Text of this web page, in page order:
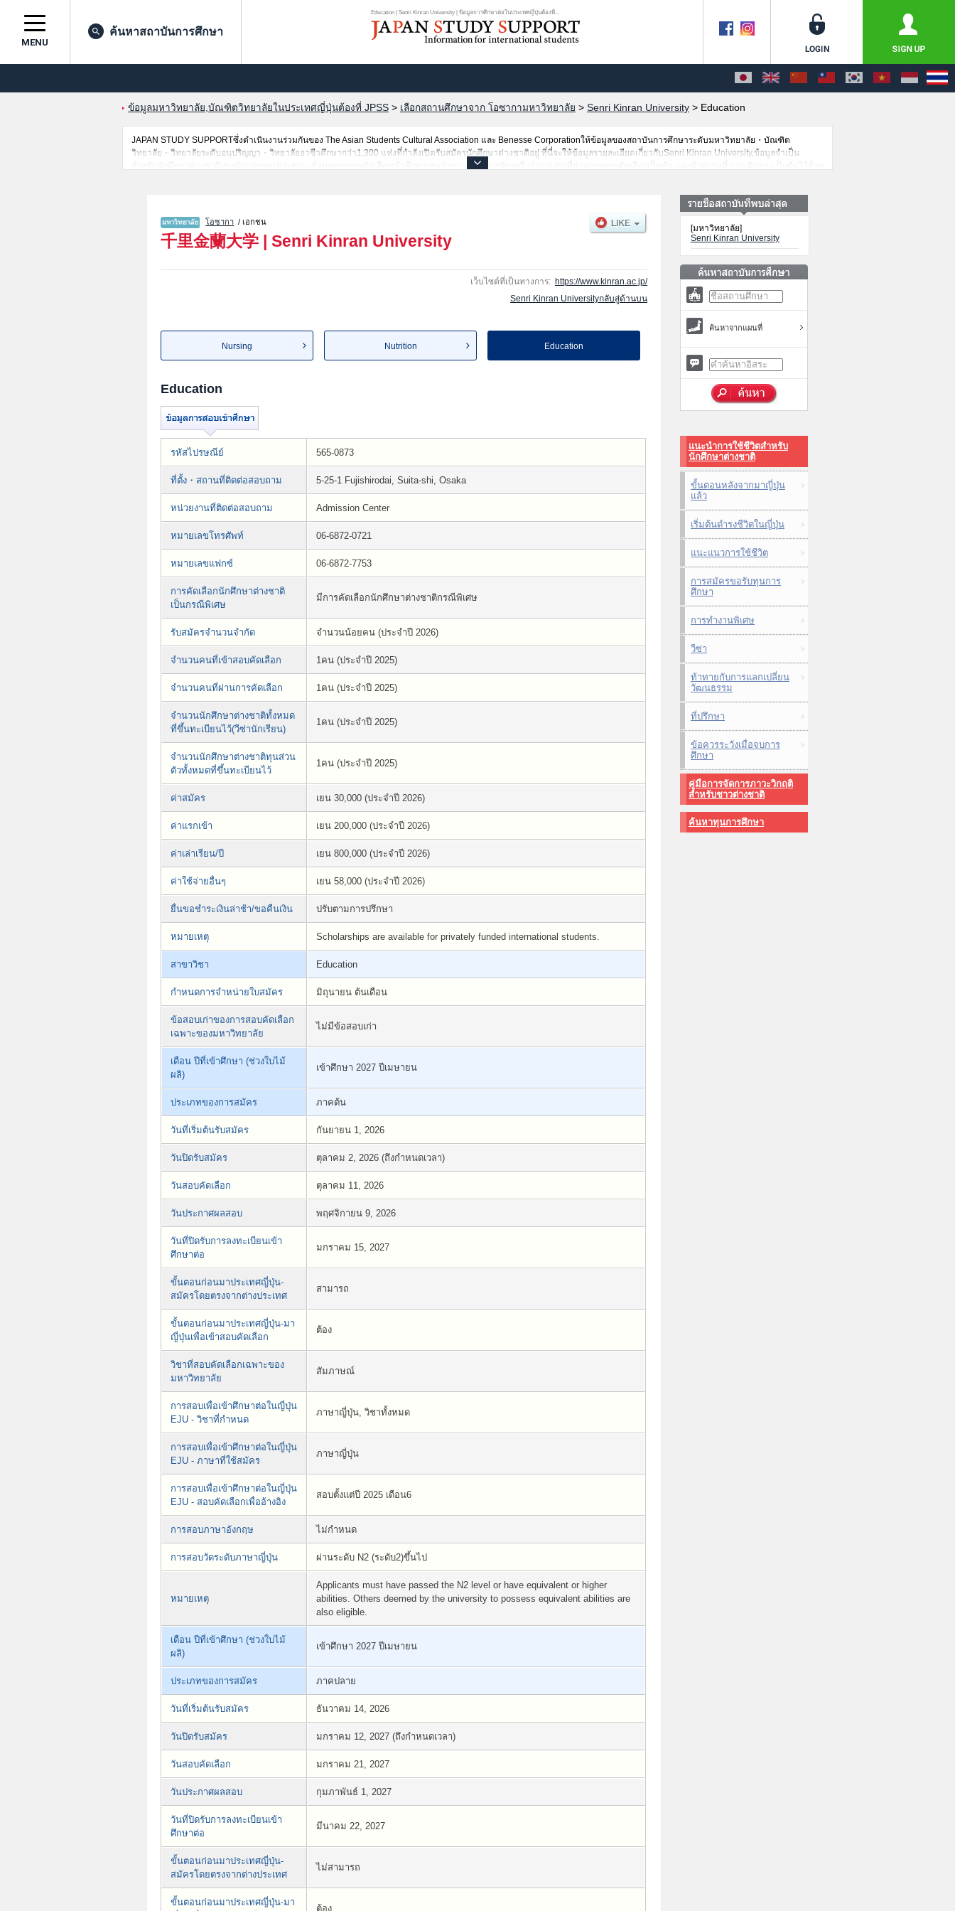
Education | Senri Kinran University | ข้อมูลการศึกษาต่อในประเทศญี่ปุ่นต้องที่...
MENU
ค้นหาสถาบันการศึกษา
ข้อมูลมหาวิทยาลัย,บัณฑิตวิทยาลัยในประเทศญี่ปุ่นต้องที่ JPSS > เลือกสถานศึกษาจาก โอซากามหาวิทยาลัย > Senri Kinran University > Education
JAPAN STUDY SUPPORTซึ่งดำเนินงานร่วมกันของ The Asian Students Cultural Association และ Benesse Corporationให้ข้อมูลของสถาบันการศึกษาระดับมหาวิทยาลัย・บัณฑิต
วิทยาลัย・วิทยาลัยระดับอนุปริญญา・วิทยาลัยอาชีวศึกษากว่า1,300 แห่งที่กำลังเปิดรับสมัครนักศึกษาต่างชาติอยู่ ที่นี่จะให้ข้อมูลรายละเอียดเกี่ยวกับSenri Kinran University,ข้อมูลจำเป็น
สำหรับนักศึกษาต่างชาติเช่นข้อมูลของแต่ละคณะ,ข้อมูลการสอบคัดเลือกเข้าศึกษาเช่นจำนวนคนที่รับสมัครหรือจำนวนคนที่ผ่านการสอบคัดเลือกเป็นต้น,แนะนำสถานที่,การเดินทางเป็นต้นไว้ด้วย
โอซากา / เอกชน
千里金蘭大学 | Senri Kinran University
เว็บไซต์ที่เป็นทางการ: https://www.kinran.ac.jp/
Senri Kinran Universityกลับสู่ด้านบน
Nursing Nutrition Education
Education
รหัสไปรษณีย์ 565-0873
ที่ตั้ง・สถานที่ติดต่อสอบถาม 5-25-1 Fujishirodai, Suita-shi, Osaka
หน่วยงานที่ติดต่อสอบถาม Admission Center
หมายเลขโทรศัพท์ 06-6872-0721
หมายเลขแฟกซ์ 06-6872-7753
การคัดเลือกนักศึกษาต่างชาติ
เป็นกรณีพิเศษ
มีการคัดเลือกนักศึกษาต่างชาติกรณีพิเศษ
รับสมัครจำนวนจำกัด จำนวนน้อยคน (ประจำปี 2026)
จำนวนคนที่เข้าสอบคัดเลือก 1คน (ประจำปี 2025)
จำนวนคนที่ผ่านการคัดเลือก 1คน (ประจำปี 2025)
จำนวนนักศึกษาต่างชาติทั้งหมด
ที่ขึ้นทะเบียนไว้(วีซ่านักเรียน)
1คน (ประจำปี 2025)
จำนวนนักศึกษาต่างชาติทุนส่วน
ตัวทั้งหมดที่ขึ้นทะเบียนไว้
1คน (ประจำปี 2025)
ค่าสมัคร เยน 30,000 (ประจำปี 2026)
ค่าแรกเข้า เยน 200,000 (ประจำปี 2026)
ค่าเล่าเรียน/ปี เยน 800,000 (ประจำปี 2026)
ค่าใช้จ่ายอื่นๆ เยน 58,000 (ประจำปี 2026)
ยื่นขอชำระเงินล่าช้า/ขอคืนเงิน ปรับตามการปรึกษา
หมายเหตุ Scholarships are available for privately funded international students.
สาขาวิชา Education
กำหนดการจำหน่ายใบสมัคร มิถุนายน ต้นเดือน
ข้อสอบเก่าของการสอบคัดเลือก
เฉพาะของมหาวิทยาลัย
ไม่มีข้อสอบเก่า
เดือน ปีที่เข้าศึกษา (ช่วงใบไม้
ผลิ)
เข้าศึกษา 2027 ปีเมษายน
ประเภทของการสมัคร ภาคต้น
วันที่เริ่มต้นรับสมัคร กันยายน 1, 2026
วันปิดรับสมัคร ตุลาคม 2, 2026 (ถึงกำหนดเวลา)
วันสอบคัดเลือก ตุลาคม 11, 2026
วันประกาศผลสอบ พฤศจิกายน 9, 2026
วันที่ปิดรับการลงทะเบียนเข้า
ศึกษาต่อ
มกราคม 15, 2027
ขั้นตอนก่อนมาประเทศญี่ปุ่น-
สมัครโดยตรงจากต่างประเทศ
สามารถ
ขั้นตอนก่อนมาประเทศญี่ปุ่น-มา
ญี่ปุ่นเพื่อเข้าสอบคัดเลือก
ต้อง
วิชาที่สอบคัดเลือกเฉพาะของ
มหาวิทยาลัย
สัมภาษณ์
การสอบเพื่อเข้าศึกษาต่อในญี่ปุ่น
EJU - วิชาที่กำหนด
ภาษาญี่ปุ่น, วิชาทั้งหมด
การสอบเพื่อเข้าศึกษาต่อในญี่ปุ่น
EJU - ภาษาที่ใช้สมัคร
ภาษาญี่ปุ่น
การสอบเพื่อเข้าศึกษาต่อในญี่ปุ่น
EJU - สอบคัดเลือกเพื่ออ้างอิง
สอบตั้งแต่ปี 2025 เดือน6
การสอบภาษาอังกฤษ ไม่กำหนด
การสอบวัดระดับภาษาญี่ปุ่น ผ่านระดับ N2 (ระดับ2)ขึ้นไป
หมายเหตุ
Applicants must have passed the N2 level or have equivalent or higher
abilities. Others deemed by the university to possess equivalent abilities are
also eligible.
เดือน ปีที่เข้าศึกษา (ช่วงใบไม้
ผลิ)
เข้าศึกษา 2027 ปีเมษายน
ประเภทของการสมัคร ภาคปลาย
วันที่เริ่มต้นรับสมัคร ธันวาคม 14, 2026
วันปิดรับสมัคร มกราคม 12, 2027 (ถึงกำหนดเวลา)
วันสอบคัดเลือก มกราคม 21, 2027
วันประกาศผลสอบ กุมภาพันธ์ 1, 2027
วันที่ปิดรับการลงทะเบียนเข้า
ศึกษาต่อ
มีนาคม 22, 2027
ขั้นตอนก่อนมาประเทศญี่ปุ่น-
สมัครโดยตรงจากต่างประเทศ
ไม่สามารถ
ขั้นตอนก่อนมาประเทศญี่ปุ่น-มา
ต้อง
[มหาวิทยาลัย]
Senri Kinran University
ค้นหาจากแผนที่
แนะนำการใช้ชีวิตสำหรับ
นักศึกษาต่างชาติ
ขั้นตอนหลังจากมาญี่ปุ่น
แล้ว
เริ่มต้นดำรงชีวิตในญี่ปุ่น
แนะแนวการใช้ชีวิต
การสมัครขอรับทุนการ
ศึกษา
การทำงานพิเศษ
วีซ่า
ท้าทายกับการแลกเปลี่ยน
วัฒนธรรม
ที่ปรึกษา
ข้อควรระวังเมื่อจบการ
ศึกษา
คู่มือการจัดการภาวะวิกฤติ
สำหรับชาวต่างชาติ
ค้นหาทุนการศึกษา